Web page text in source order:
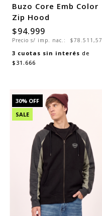
Buzo Core Emb Color
Zip Hood
$94.999
Precio s/ imp. nac.: $78.511,57
3 cuotas sin interés de
$31.666
30% OFF
SALE